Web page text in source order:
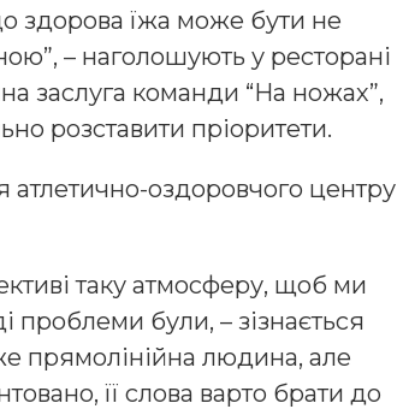
здорова їжа може бути не
– наголошують у ресторані
заслуга команди “На ножах”,
розставити пріоритети.
атлетично-оздоровчого центру
таку атмосферу, щоб ми
проблеми були, – зізнається
прямолінійна людина, але
її слова варто брати до